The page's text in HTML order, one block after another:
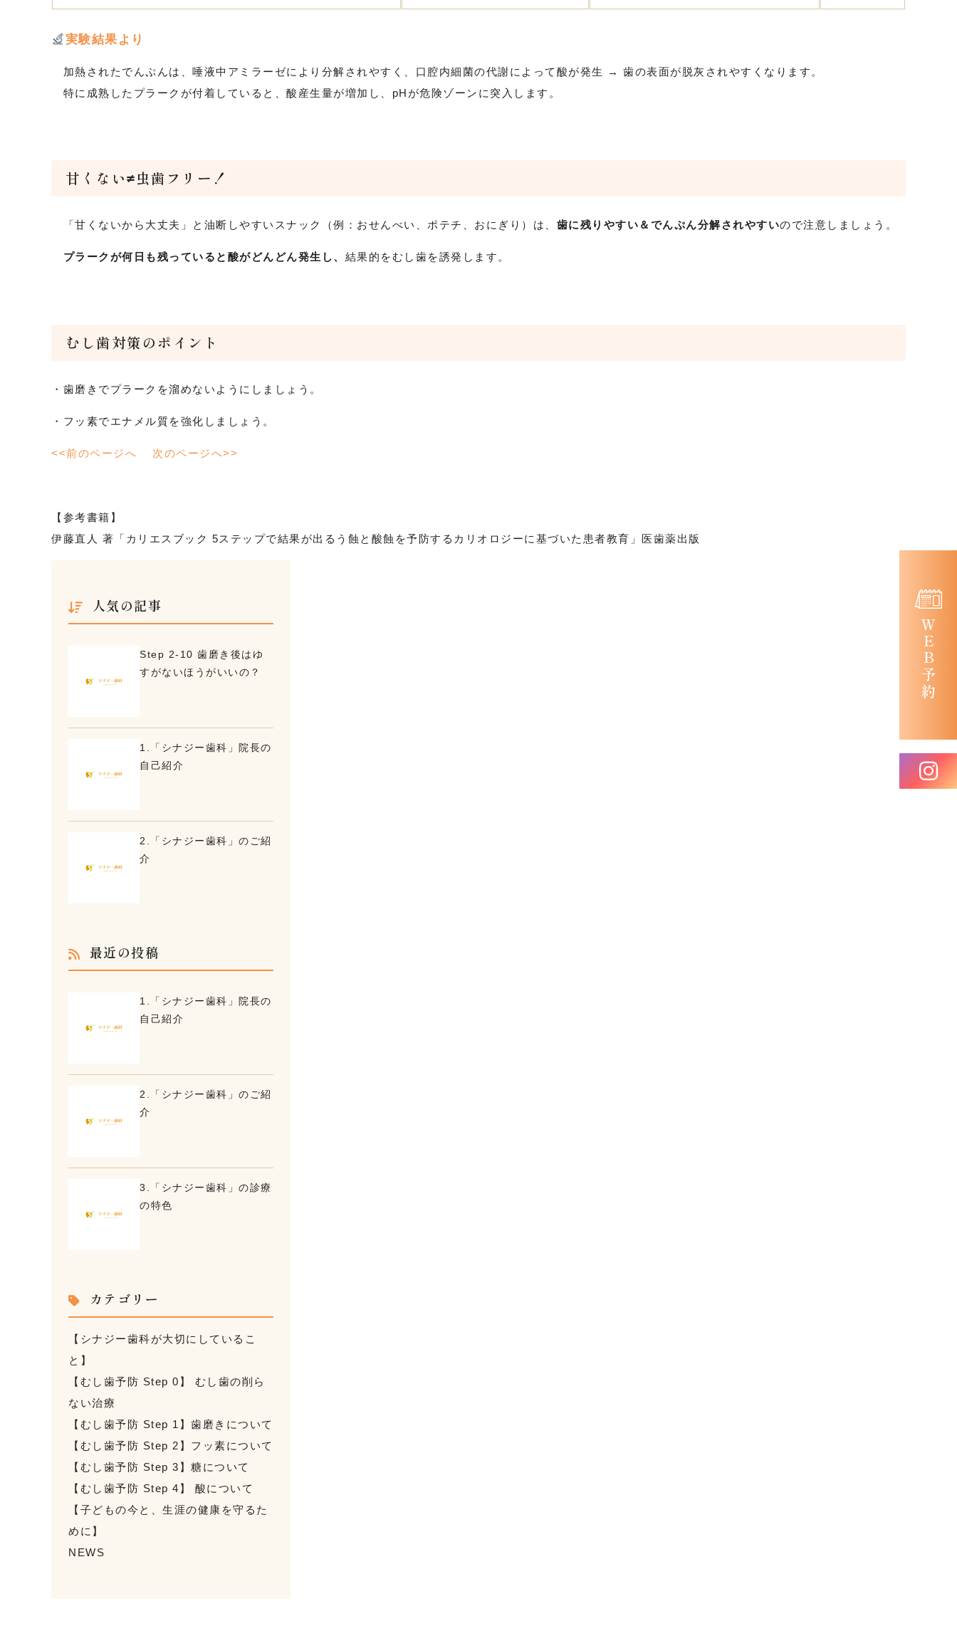
ＷＥＢ予約
実験結果より
加熱されたでんぷんは、唾液中アミラーゼにより分解されやすく、口腔内細菌の代謝によって酸が発生 → 歯の表面が脱灰されやすくなります。
特に成熟したプラークが付着していると、酸産生量が増加し、pHが危険ゾーンに突入します。
甘くない≠虫歯フリー！
「甘くないから大丈夫」と油断しやすいスナック（例：おせんべい、ポテチ、おにぎり）は、 歯に残りやすい＆でんぷん分解されやすいので注意しましょう。
プラークが何日も残っていると酸がどんどん発生し、 結果的をむし歯を誘発します。
むし歯対策のポイント
・歯磨きでプラークを溜めないようにしましょう。
・フッ素でエナメル質を強化しましょう。
<<前のページへ 次のページへ>>
【参考書籍】
伊藤直人 著「カリエスブック 5ステップで結果が出るう蝕と酸蝕を予防するカリオロジーに基づいた患者教育」医歯薬出版
人気の記事
Step 2-10 歯磨き後はゆ
すがないほうがいいの？
1.「シナジー歯科」院長の
自己紹介
2.「シナジー歯科」のご紹
介
最近の投稿
1.「シナジー歯科」院長の
自己紹介
2.「シナジー歯科」のご紹
介
3.「シナジー歯科」の診療
の特色
カテゴリー
【シナジー歯科が大切にしているこ
と】
【むし歯予防 Step 0】 むし歯の削ら
ない治療
【むし歯予防 Step 1】歯磨きについて
【むし歯予防 Step 2】フッ素について
【むし歯予防 Step 3】糖について
【むし歯予防 Step 4】 酸について
【子どもの今と、生涯の健康を守るた
めに】
NEWS